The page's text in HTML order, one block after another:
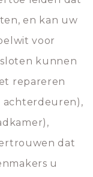
en kan uw
voor
kunnen
repareren
achterdeuren),
dat
u